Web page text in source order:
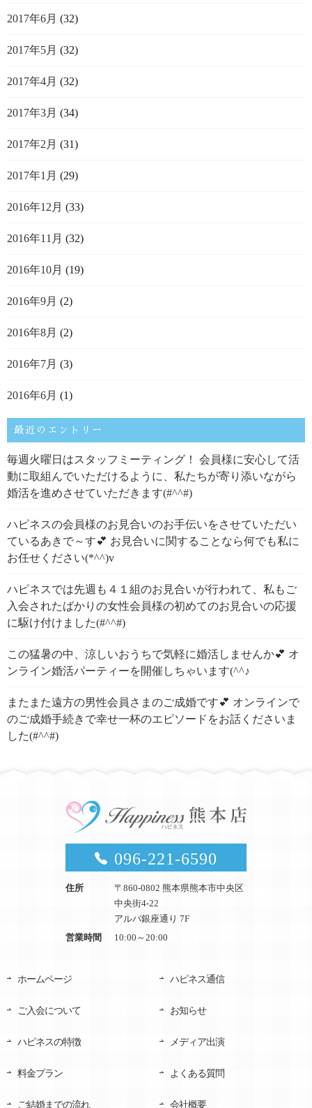
2017年6月 (32)
2017年5月 (32)
2017年4月 (32)
2017年3月 (34)
2017年2月 (31)
2017年1月 (29)
2016年12月 (33)
2016年11月 (32)
2016年10月 (19)
2016年9月 (2)
2016年8月 (2)
2016年7月 (3)
2016年6月 (1)
最近のエントリー
毎週火曜日はスタッフミーティング！ 会員様に安心して活
動に取組んでいただけるように、私たちが寄り添いながら
婚活を進めさせていただきます(#^^#)
ハピネスの会員様のお見合いのお手伝いをさせていただい
ているあきで～す💕 お見合いに関することなら何でも私に
お任せください(*^^)v
ハピネスでは先週も４１組のお見合いが行われて、私もご
入会されたばかりの女性会員様の初めてのお見合いの応援
に駆け付けました(#^^#)
この猛暑の中、涼しいおうちで気軽に婚活しませんか💕 オ
ンライン婚活パーティーを開催しちゃいます(^^♪
またまた遠方の男性会員さまのご成婚です💕 オンラインで
のご成婚手続きで幸せ一杯のエピソードをお話くださいま
した(#^^#)
096-221-6590
住所
〒860-0802 熊本県熊本市中央区
中央街4-22
アルバ銀座通り 7F
営業時間
10:00～20:00
ホームページ
ご入会について
ハピネスの特徴
料金プラン
ご結婚までの流れ
ハピネス通信
お知らせ
メディア出演
よくある質問
会社概要